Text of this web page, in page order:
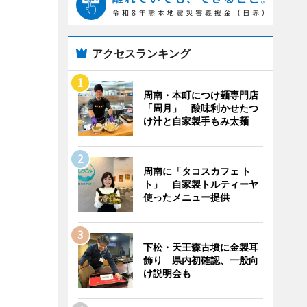
アクセスランキング
周南・本町につけ麺専門店
「周月」 酸味利かせたつ
け汁と自家製手もみ太麺
周南に「タコスカフェ ト
ト」 自家製トルティーヤ
使ったメニュー提供
下松・天王森古墳に金製耳
飾り 県内初確認、一般向
け説明会も